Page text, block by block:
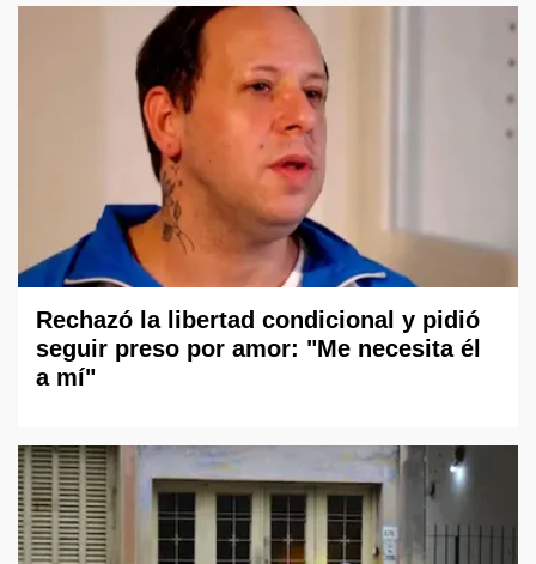
Rechazó la libertad condicional y pidió
seguir preso por amor: "Me necesita él
a mí"